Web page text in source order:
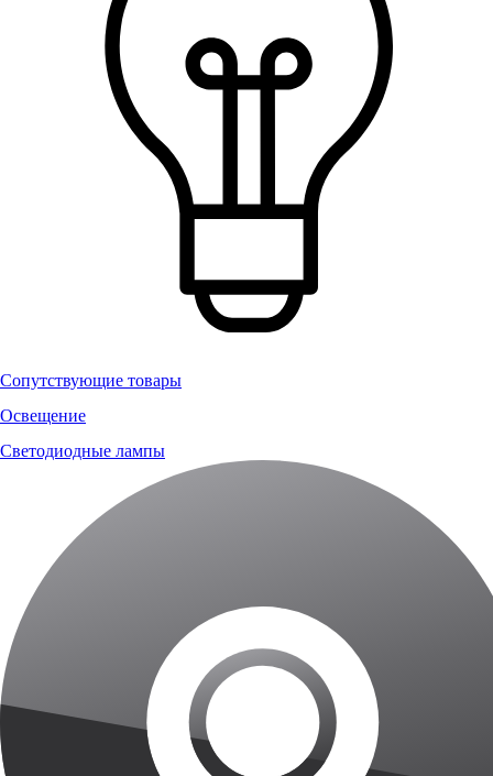
Сопутствующие товары
Освещение
Светодиодные лампы